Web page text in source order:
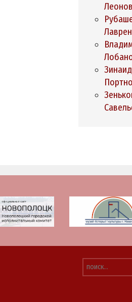
Рубашенко Василий
Владимир Елисеевич
Зинаида Мартыновна
Зенькова Ефросинья